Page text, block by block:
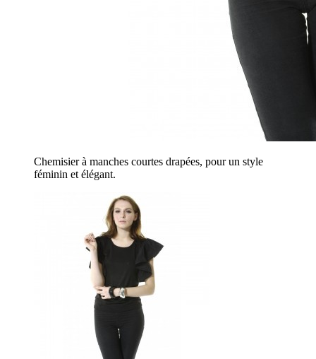
Chemisier à manches courtes drapées, pour un style
féminin et élégant.